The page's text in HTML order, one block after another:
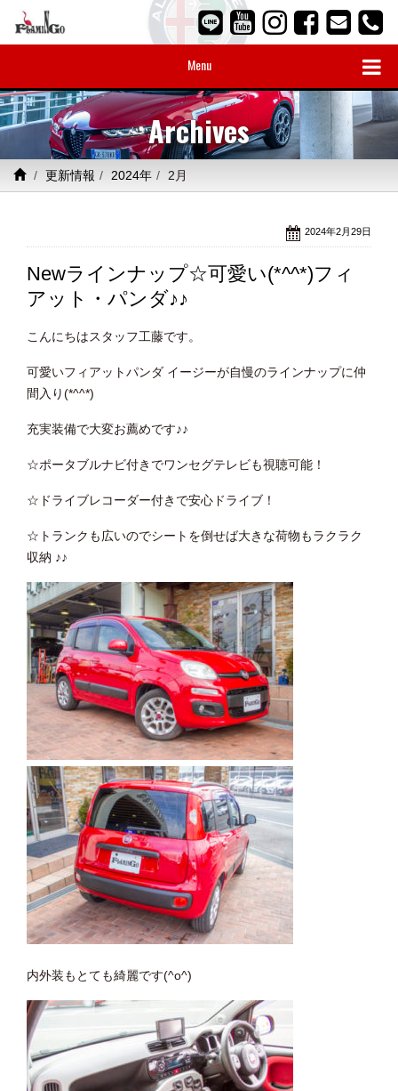
Menu
Archives
更新情報 2024年 2月
2024年2月29日
Newラインナップ☆可愛い(*^^*)フィ
アット・パンダ♪♪
こんにちはスタッフ工藤です。
可愛いフィアットパンダ イージーが自慢のラインナップに仲
間入り(*^^*)
充実装備で大変お薦めです♪♪
☆ポータブルナビ付きでワンセグテレビも視聴可能！
☆ドライブレコーダー付きで安心ドライブ！
☆トランクも広いのでシートを倒せば大きな荷物もラクラク
収納 ♪♪
内外装もとても綺麗です(^o^)